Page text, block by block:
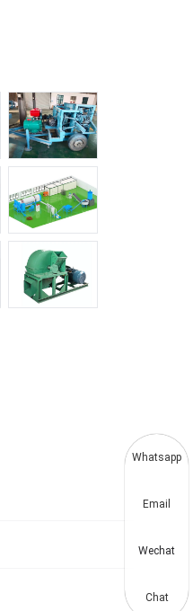
Whatsapp
Email
Wechat
Chat